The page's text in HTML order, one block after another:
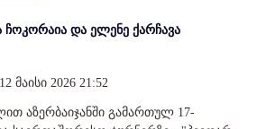
ჩოკორაია და ელენე ქარჩავა
მაისი 2026 21:52
აზერბაიჯანში გამართულ 17-